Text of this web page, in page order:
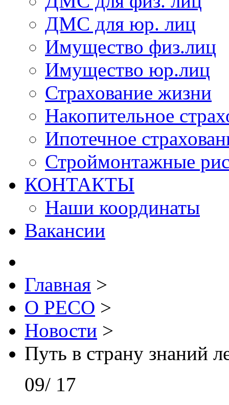
ДМС для юр. лиц
Имущество физ.лиц
Имущество юр.лиц
Страхование жизни
Накопительное
Ипотечное
Строймонтажные
КОНТАКТЫ
Наши координаты
Вакансии
Главная >
О РЕСО >
Новости >
Путь в страну знаний
09/ 17